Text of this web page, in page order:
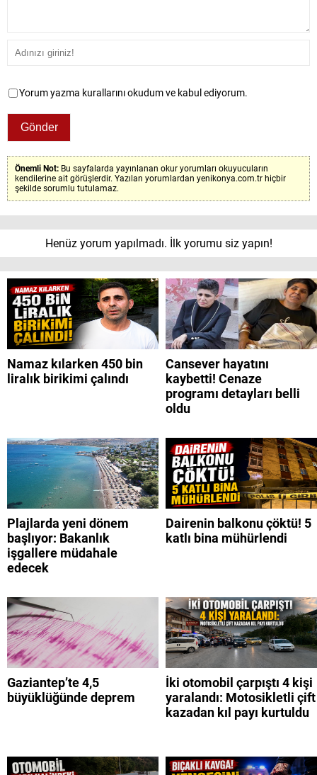
Yorum yazma kurallarını okudum ve kabul ediyorum.
Önemli Not: Bu sayfalarda yayınlanan okur yorumları okuyucuların
kendilerine ait görüşlerdir. Yazılan yorumlardan yenikonya.com.tr hiçbir
şekilde sorumlu tutulamaz.
Henüz yorum yapılmadı. İlk yorumu siz yapın!
Namaz kılarken 450 bin
liralık birikimi çalındı
Cansever hayatını
kaybetti! Cenaze
programı detayları belli
oldu
Plajlarda yeni dönem
başlıyor: Bakanlık
işgallere müdahale
edecek
Dairenin balkonu çöktü! 5
katlı bina mühürlendi
Gaziantep’te 4,5
büyüklüğünde deprem
İki otomobil çarpıştı 4 kişi
yaralandı: Motosikletli çift
kazadan kıl payı kurtuldu